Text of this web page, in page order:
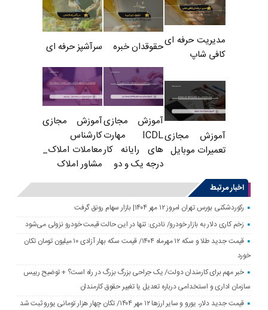
مدیریت حرفه ای
کافی شاپ
حقوقدان خبره سرآشپز حرفه ای
آموزش مجازی
تعمیرات موبایل
آموزش مجازی
ICDL مهارت
های رایانه کار
درجه یک و دو
آموزش مجازی
کارشناس
معاملات املاک_
مشاور املاک
اخبار مرتبط
رکوردشکنی بورس تهران امروز ۱۲ مهر ۱۴۰۴| بازار سهام رونق گرفت
زخم کاری دلار به بازار خودرو/ نادری: تنها در این حالت قیمت خودرو نزولی می‌شود
قیمت جدید طلا و سکه ۱۲ مهرماه ۱۴۰۴/ قیمت سکه بهار آزادی ۱۰ میلیون تومان تکان
خورد
خبر مهم برای کارمندان دولت/ یک جراحی بزرگ بزرگ در راه است؟ + توضیح رییس
سازمان اداری و استخدامی درباره تعدیل یا تغییر حقوق کارمندان
قیمت جدید دلار، یورو و سایر ارزها ۱۲ مهر ۱۴۰۴/ تکان چهار هزار تومانی یورو ثبت شد